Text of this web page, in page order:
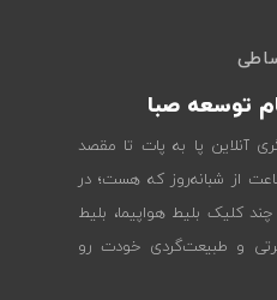
توسعه صبا
آنلاین پا به پات تا مقصد
از شبانه‌روز که هست؛ در
کلیک بلیط هواپیما، بلیط
و طبیعت‌گردی خودت رو